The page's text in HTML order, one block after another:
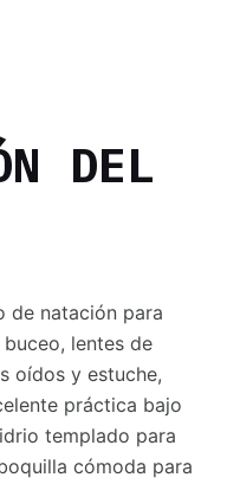
DEL
de natación para
lentes de
oídos y estuche,
práctica bajo
templado para
cómoda para